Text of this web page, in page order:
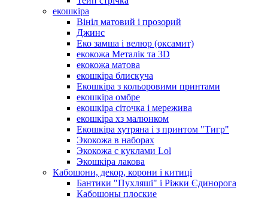
екошкіра
Вініл матовий і прозорий
Джинс
Еко замша і велюр (оксамит)
екокожа Металік та 3D
екокожа матова
екошкіра блискуча
Екошкіра з кольоровими принтами
екошкіра омбре
екошкіра сіточка і мережива
екошкіра хз малюнком
Екошкіра хутряна і з принтом "Тигр"
Экокожа в наборах
Экокожа с куклами Lol
Экошкiра лакова
Кабошони, декор, корони і китиці
Бантики "Пухляші" і Ріжки Єдинорога
Кабошоны плоские